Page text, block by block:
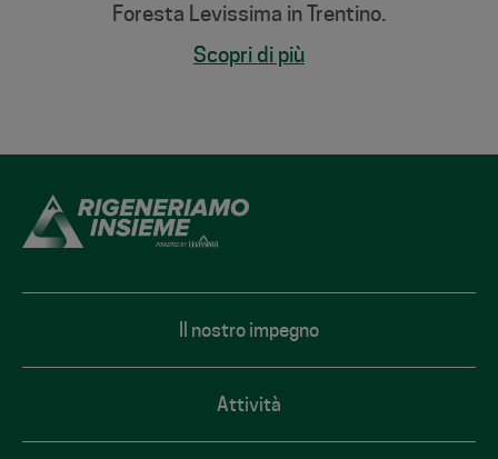
Foresta Levissima in Trentino.
Scopri di più
footer
Il nostro impegno
Attività